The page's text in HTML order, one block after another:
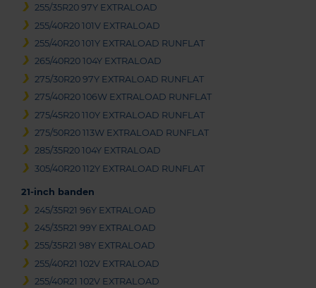
255/35R20 97Y EXTRALOAD
255/40R20 101V EXTRALOAD
255/40R20 101Y EXTRALOAD RUNFLAT
265/40R20 104Y EXTRALOAD
275/30R20 97Y EXTRALOAD RUNFLAT
275/40R20 106W EXTRALOAD RUNFLAT
275/45R20 110Y EXTRALOAD RUNFLAT
275/50R20 113W EXTRALOAD RUNFLAT
285/35R20 104Y EXTRALOAD
305/40R20 112Y EXTRALOAD RUNFLAT
21-inch banden
245/35R21 96Y EXTRALOAD
245/35R21 99Y EXTRALOAD
255/35R21 98Y EXTRALOAD
255/40R21 102V EXTRALOAD
255/40R21 102V EXTRALOAD